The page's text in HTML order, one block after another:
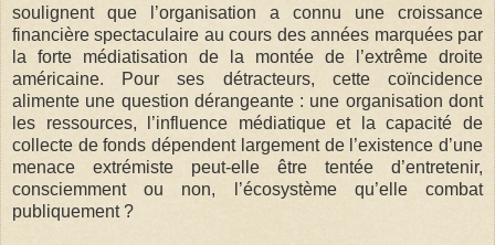
soulignent que l’organisation a connu une croissance
financière spectaculaire au cours des années marquées par
la forte médiatisation de la montée de l’extrême droite
américaine. Pour ses détracteurs, cette coïncidence
alimente une question dérangeante : une organisation dont
les ressources, l’influence médiatique et la capacité de
collecte de fonds dépendent largement de l’existence d’une
menace extrémiste peut-elle être tentée d’entretenir,
consciemment ou non, l’écosystème qu’elle combat
publiquement ?